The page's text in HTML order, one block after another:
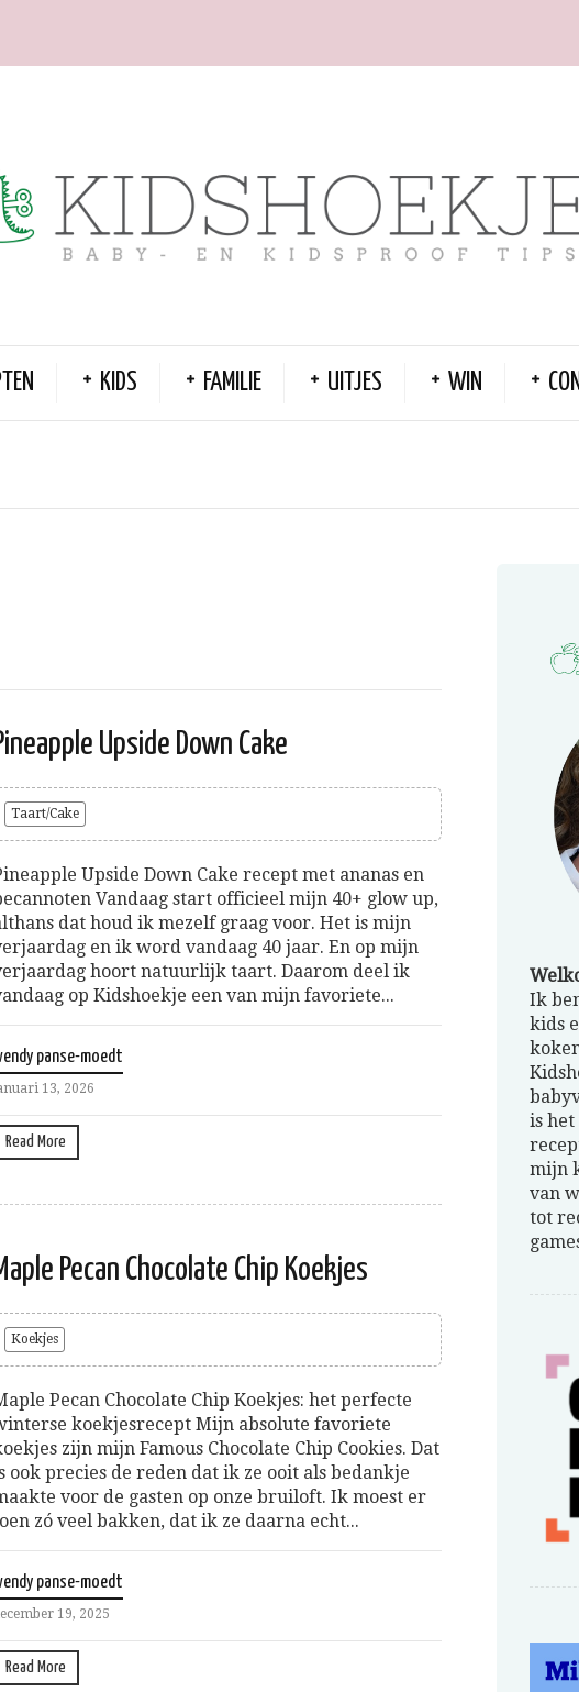
KIDS FAMILIE UITJES WIN
Upside Down Cake
Taart/Cake
Upside Down Cake recept met ananas en
Vandaag start officieel mijn 40+ glow up,
dat houd ik mezelf graag voor. Het is mijn
en ik word vandaag 40 jaar. En op mijn
hoort natuurlijk taart. Daarom deel ik
op Kidshoekje een van mijn favoriete...
panse-moedt
13, 2026
Read More
Pecan Chocolate Chip Koekjes
Koekjes
Pecan Chocolate Chip Koekjes: het perfecte
koekjesrecept Mijn absolute favoriete
zijn mijn Famous Chocolate Chip Cookies. Dat
ook precies de reden dat ik ze ooit als bedankje
voor de gasten op onze bruiloft. Ik moest er
zó veel bakken, dat ik ze daarna echt...
panse-moedt
19, 2025
Read More
Ik
kids
is
mijn
van
tot